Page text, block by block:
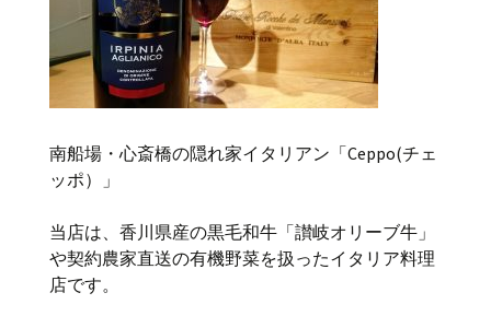
南船場・心斎橋の隠れ家イタリアン「Ceppo(チェ
ッポ）」
当店は、香川県産の黒毛和牛「讃岐オリーブ牛」
や契約農家直送の有機野菜を扱ったイタリア料理
店です。